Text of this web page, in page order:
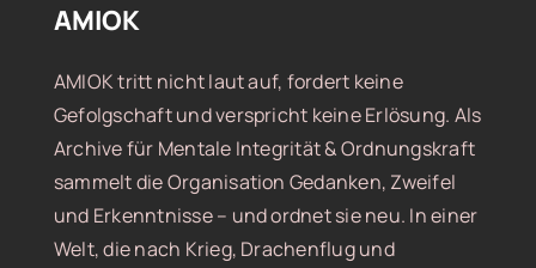
AMIOK
AMIOK tritt nicht laut auf, fordert keine
Gefolgschaft und verspricht keine Erlösung. Als
Archive für Mentale Integrität & Ordnungskraft
sammelt die Organisation Gedanken, Zweifel
und Erkenntnisse – und ordnet sie neu. In einer
Welt, die nach Krieg, Drachenflug und